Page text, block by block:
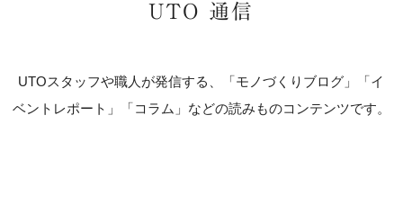
UTO 通信
UTOスタッフや職人が発信する、「モノづくりブログ」「イ
ベントレポート」「コラム」などの読みものコンテンツです。